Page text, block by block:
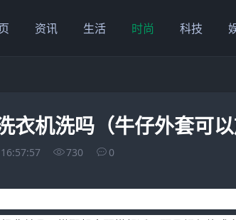
资讯 生活 时尚 科技
衣机洗吗（牛仔外套可以
730 0